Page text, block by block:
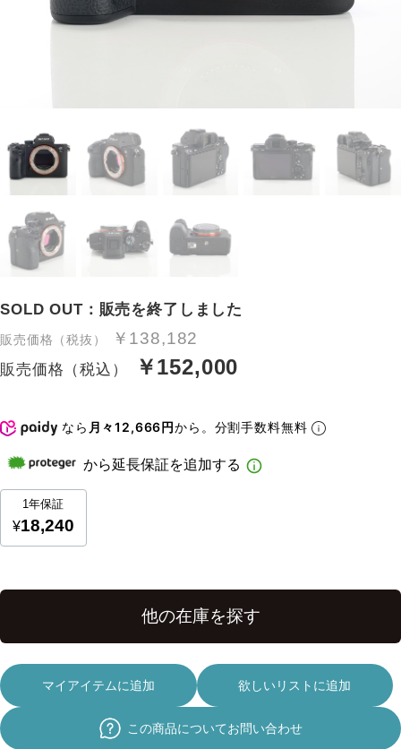
SOLD OUT：販売を終了しました
販売価格（税抜） ￥138,182
販売価格（税込） ￥152,000
なら 月々12,666円から。分割手数料無料
マイアイテムに追加 欲しいリストに追加
この商品についてお問い合わせ